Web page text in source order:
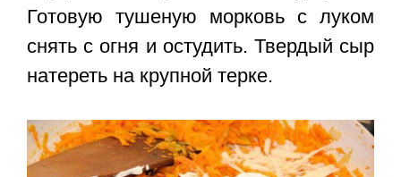
Готовую тушеную морковь с луком
снять с огня и остудить. Твердый сыр
натереть на крупной терке.